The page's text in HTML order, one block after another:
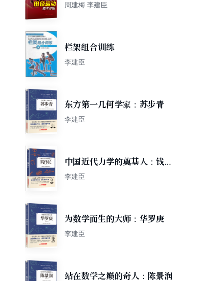
周建梅 李建臣
栏架组合训练
李建臣
东方第一几何学家：苏步青
李建臣
中国近代力学的奠基人：钱伟
长
李建臣
为数学而生的大师：华罗庚
李建臣
站在数学之巅的奇人：陈景润